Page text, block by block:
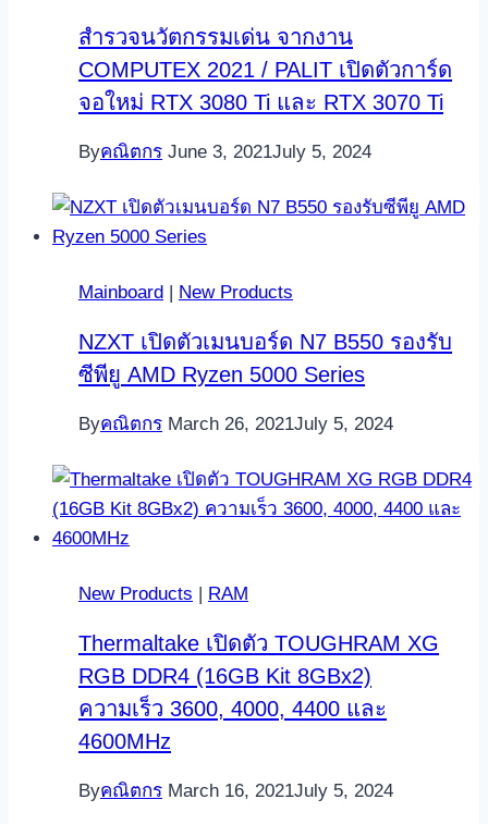
สำรวจนวัตกรรมเด่น จากงาน
COMPUTEX 2021 / PALIT เปิดตัวการ์ด
จอใหม่ RTX 3080 Ti และ RTX 3070 Ti
Byคณิตกร June 3, 2021July 5, 2024
Mainboard New Products
NZXT เปิดตัวเมนบอร์ด N7 B550 รองรับ
ซีพียู AMD Ryzen 5000 Series
Byคณิตกร March 26, 2021July 5, 2024
New Products | RAM
Thermaltake เปิดตัว TOUGHRAM XG
RGB DDR4 (16GB Kit 8GBx2)
ความเร็ว 3600, 4000, 4400 และ
4600MHz
Byคณิตกร March 16, 2021July 5, 2024